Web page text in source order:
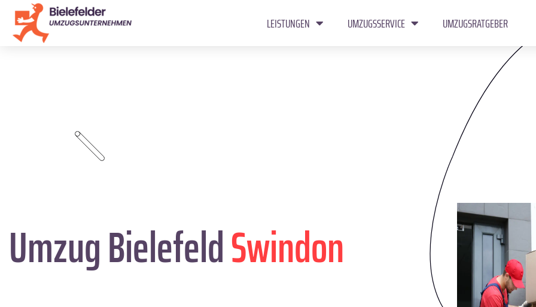
LEISTUNGEN UMZUGSSERVICE UMZUGSRATGEBER
Umzug BielefeldSwindon